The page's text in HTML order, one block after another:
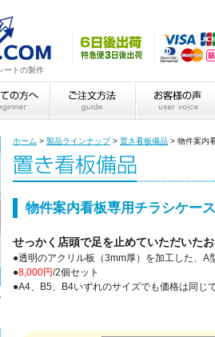
ートの製作
ホーム > 製品ラインナップ> 置き看板備品 > 物件案内
物件案内看板専用チラシケー
せっかく店頭で足を止めていただいた
●透明のアクリル板（3mm厚）を加工した、
●8,000円/2個セット
●A4、B5、B4いずれのサイズでも価格は同じ